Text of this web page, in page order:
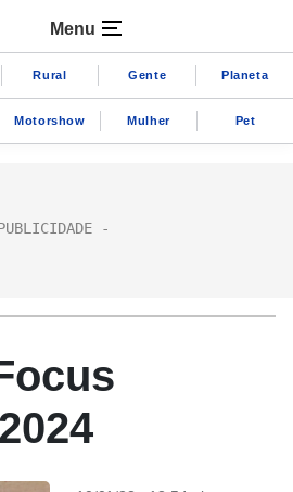
Menu
Rural Gente Planeta
Motorshow Mulher Pet